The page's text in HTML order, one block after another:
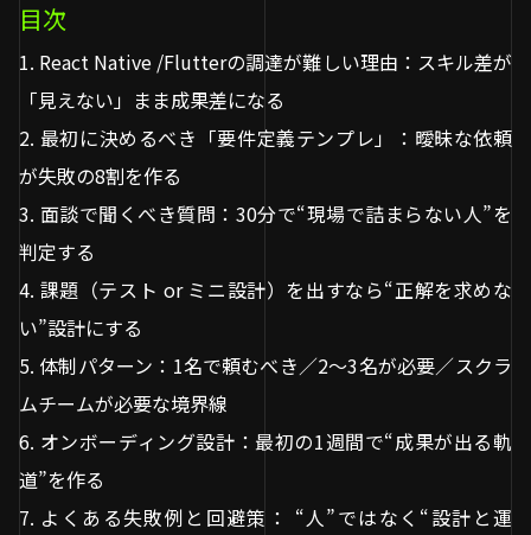
目次
1. React Native /Flutterの調達が難しい理由：スキル差が
「見えない」まま成果差になる
2. 最初に決めるべき「要件定義テンプレ」：曖昧な依頼
が失敗の8割を作る
3. 面談で聞くべき質問：30分で“現場で詰まらない人”を
判定する
4. 課題（テスト or ミニ設計）を出すなら“正解を求めな
い”設計にする
5. 体制パターン：1名で頼むべき／2〜3名が必要／スクラ
ムチームが必要な境界線
6. オンボーディング設計：最初の1週間で“成果が出る軌
道”を作る
7. よくある失敗例と回避策： “人”ではなく“設計と運